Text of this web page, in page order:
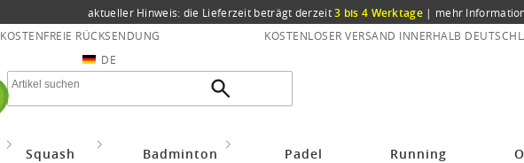
aktueller Hinweis: die Lieferzeit beträgt derzeit3 bis 4 Werktage | mehr
KOSTENFREIE RÜCKSENDUNG
KOSTENLOSER VERSAND INNERHALB
DE
Squash Badminton Padel Running